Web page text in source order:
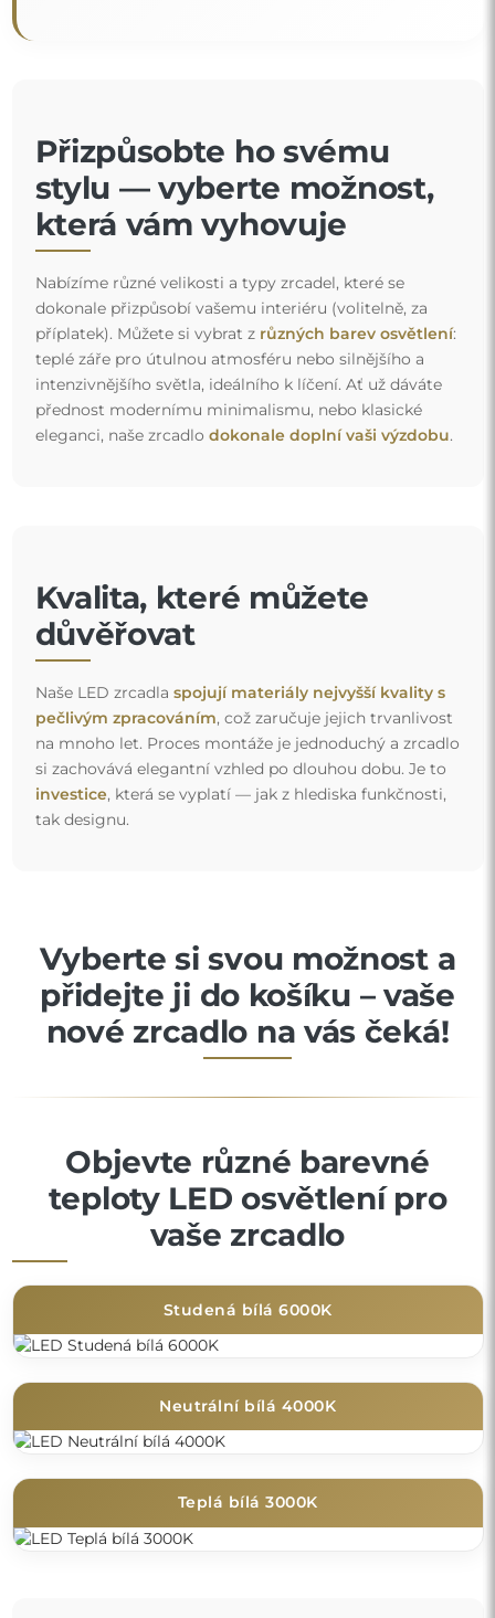
Přizpůsobte ho svému
stylu — vyberte možnost,
která vám vyhovuje
Nabízíme různé velikosti a typy zrcadel, které se
dokonale přizpůsobí vašemu interiéru (volitelně, za
příplatek). Můžete si vybrat z různých barev osvětlení:
teplé záře pro útulnou atmosféru nebo silnějšího a
intenzivnějšího světla, ideálního k líčení. Ať už dáváte
přednost modernímu minimalismu, nebo klasické
eleganci, naše zrcadlo dokonale doplní vaši výzdobu.
Kvalita, které můžete
důvěřovat
Naše LED zrcadla spojují materiály nejvyšší kvality s
pečlivým zpracováním, což zaručuje jejich trvanlivost
na mnoho let. Proces montáže je jednoduchý a zrcadlo
si zachovává elegantní vzhled po dlouhou dobu. Je to
investice, která se vyplatí — jak z hlediska funkčnosti,
tak designu.
Vyberte si svou možnost a
přidejte ji do košíku – vaše
nové zrcadlo na vás čeká!
Objevte různé barevné
teploty LED osvětlení pro
vaše zrcadlo
Studená bílá 6000K
Neutrální bílá 4000K
Teplá bílá 3000K